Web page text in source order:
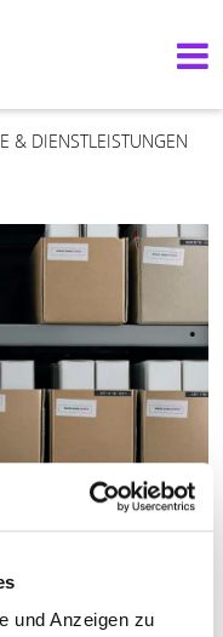
und Anzeigen zu
& DIENSTLEISTUNGEN